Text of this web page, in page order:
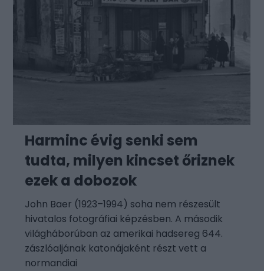
Harminc évig senki sem
tudta, milyen kincset őriznek
ezek a dobozok
John Baer (1923–1994) soha nem részesült
hivatalos fotográfiai képzésben. A második
világháborúban az amerikai hadsereg 644.
zászlóaljának katonájaként részt vett a
normandiai